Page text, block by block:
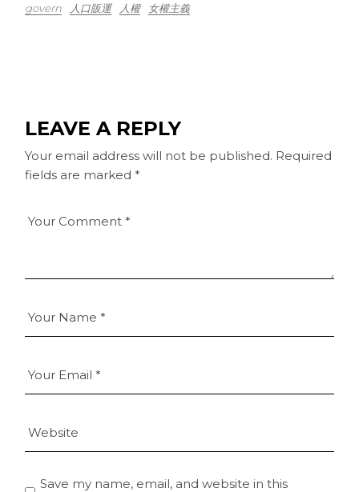
govern 人口販運 人權 女權主義
LEAVE A REPLY
Your email address will not be published. Required
fields are marked *
Save my name, email, and website in this